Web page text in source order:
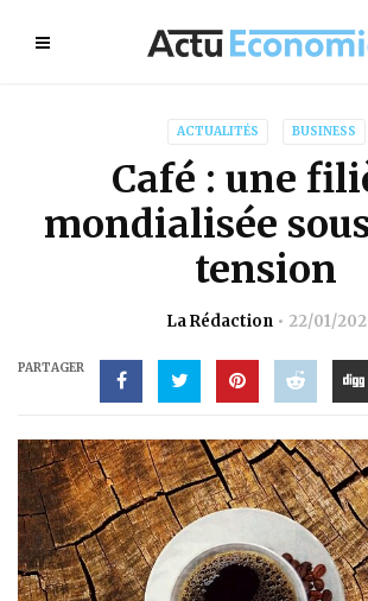
ACTUALITÉS BUSINESS
Café : une
mondialisée
tension
La Rédaction 22/01/
PARTAGER